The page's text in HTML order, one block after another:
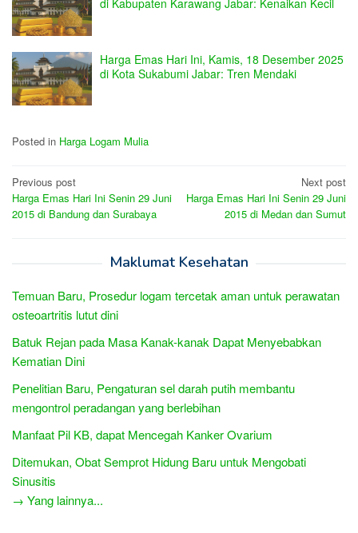
di Kabupaten Karawang Jabar: Kenaikan Kecil
Harga Emas Hari Ini, Kamis, 18 Desember 2025
di Kota Sukabumi Jabar: Tren Mendaki
Posted in Harga Logam Mulia
Post
navigation
Previous post
Harga Emas Hari Ini Senin 29 Juni
2015 di Bandung dan Surabaya
Next post
Harga Emas Hari Ini Senin 29 Juni
2015 di Medan dan Sumut
Maklumat Kesehatan
Temuan Baru, Prosedur logam tercetak aman untuk perawatan
osteoartritis lutut dini
Batuk Rejan pada Masa Kanak-kanak Dapat Menyebabkan
Kematian Dini
Penelitian Baru, Pengaturan sel darah putih membantu
mengontrol peradangan yang berlebihan
Manfaat Pil KB, dapat Mencegah Kanker Ovarium
Ditemukan, Obat Semprot Hidung Baru untuk Mengobati
Sinusitis
→ Yang lainnya...